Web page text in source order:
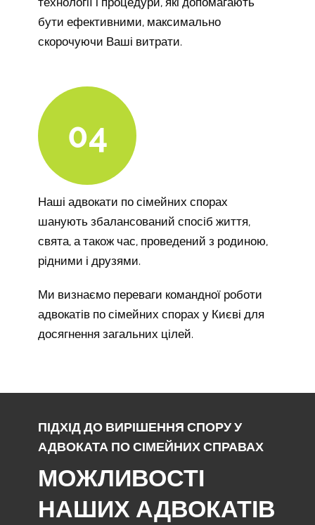
бути ефективними, максимально
скорочуючи Ваші витрати.
04
Наші адвокати по сімейних спорах
шанують збалансований спосіб життя,
свята, а також час, проведений з родиною,
рідними і друзями.
Ми визнаємо переваги командної роботи
адвокатів по сімейних спорах у Києві для
досягнення загальних цілей.
ПІДХІД ДО ВИРІШЕННЯ СПОРУ У
АДВОКАТА ПО СІМЕЙНИХ СПРАВАХ
МОЖЛИВОСТІ
НАШИХ АДВОКАТІВ